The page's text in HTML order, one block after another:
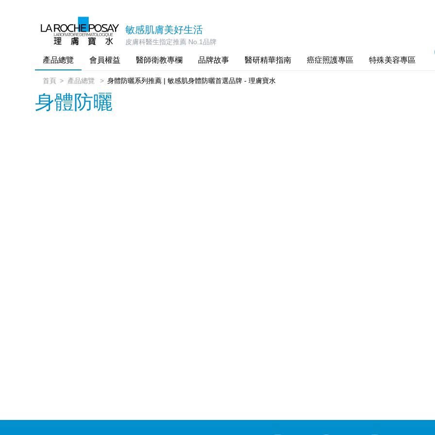
敏感肌膚美好生活
皮膚科醫生指定推薦 No.1品牌
產品總覽 會員權益 醫師衛教專欄 品牌故事 醫研精華指南 癌症照護專區 特殊美容專區
首頁 產品總覽 身體防曬系列推薦 | 敏感肌身體防曬首選品牌 - 理膚寶水
身體防曬